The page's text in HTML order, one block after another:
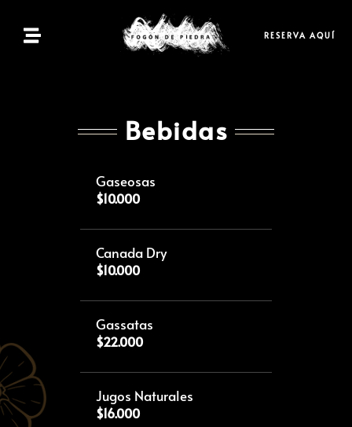
RESERVA AQUÍ
Bebidas
Gaseosas
$10.000
Canada Dry
$10.000
Gassatas
$22.000
Jugos Naturales
$16.000
Menú
Contacto
ES